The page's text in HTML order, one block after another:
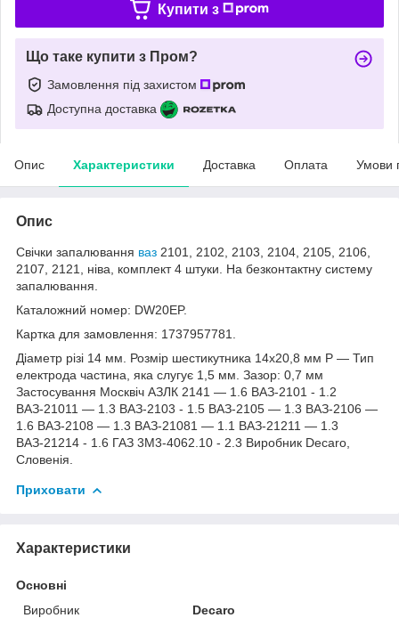
Купити з
Що таке купити з Пром?
Замовлення під захистом
Доступна доставка
Опис Характеристики Доставка Оплата Умови
Опис
Свічки запалювання ваз 2101, 2102, 2103, 2104, 2105, 2106,
2107, 2121, ніва, комплект 4 штуки. На безконтактну систему
запалювання.
Каталожний номер: DW20EP.
Картка для замовлення: 1737957781.
Діаметр різі 14 мм. Розмір шестикутника 14х20,8 мм P — Тип
електрода частина, яка слугує 1,5 мм. Зазор: 0,7 мм
Застосування Москвіч АЗЛК 2141 — 1.6 ВАЗ-2101 - 1.2
ВАЗ-21011 — 1.3 ВАЗ-2103 - 1.5 ВАЗ-2105 — 1.3 ВАЗ-2106 —
1.6 ВАЗ-2108 — 1.3 ВАЗ-21081 — 1.1 ВАЗ-21211 — 1.3
ВАЗ-21214 - 1.6 ГАЗ 3M3-4062.10 - 2.3 Виробник Decaro,
Словенія.
Приховати
Характеристики
Основні
Виробник
Decaro